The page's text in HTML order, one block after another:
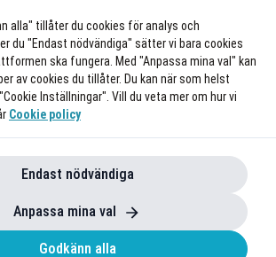
alla" tillåter du cookies för analys och
du "Endast nödvändiga" sätter vi bara cookies
ska fungera. Med "Anpassa mina val" kan
av cookies du tillåter. Du kan när som helst
Inställningar". Vill du veta mer om hur vi
Cookie policy
Endast nödvändiga
Anpassa mina val
Godkänn alla